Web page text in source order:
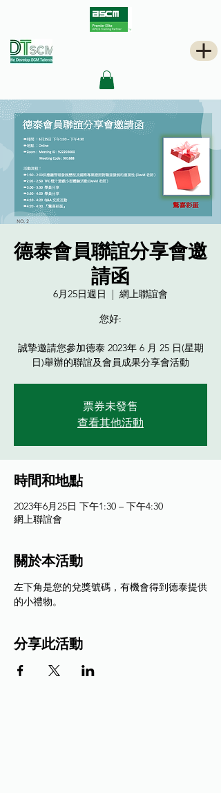
德泰會員聯誼分享會邀
請函
6月25日週日
網上聯誼會
您好:
誠摯邀請您參加德泰 2023年 6 月 25 日(星期
日)舉辦的聯誼及會員成果分享會活動
票券未發售
查看其他活動
時間和地點
2023年6月25日 下午1:30 – 下午4:30
網上聯誼會
關於本活動
左下角是您的兌獎號碼，有機會得到德泰提供
的小禮物。
分享此活動